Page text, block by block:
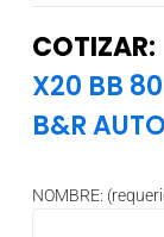
COTIZAR:
X20 BB
B&R
NOMBRE: